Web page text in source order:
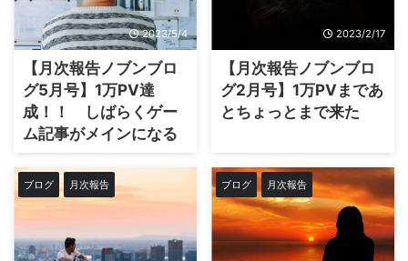
2023/5/4
【月次報告ノブンブロ
グ5月号】1万PV達
成！！ しばらくゲー
ム記事がメインになる
2023/2/17
【月次報告ノブンブロ
グ2月号】1万PVまであ
とちょっとまで来た
ブログ 月次報告 ブログ 月次報告